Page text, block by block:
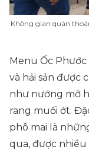
Không gian quán
Menu Ốc
và hải sản được
như nướng mỡ
rang muối ớt.
phô mai là
qua, được